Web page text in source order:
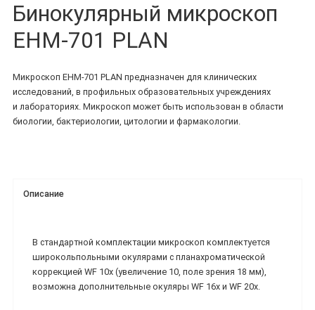
Бинокулярный микроскоп
EHM-701 PLAN
Микроскоп EHM-701 PLAN предназначен для клинических
исследований, в профильных образовательных учреждениях
и лабораториях. Микроскоп может быть использован в области
биологии, бактериологии, цитологии и фармакологии.
Описание
В стандартной комплектации микроскоп комплектуется
широкольпольными окулярами с планахроматической
коррекцией WF 10х (увеличение 10, поле зрения 18 мм),
возможна дополнительные окуляры WF 16х и WF 20x.